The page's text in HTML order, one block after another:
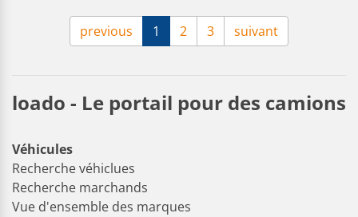
previous 1 2 3 suivant
loado - Le portail pour des camions
Véhicules
Recherche véhiclues
Recherche marchands
Vue d'ensemble des marques